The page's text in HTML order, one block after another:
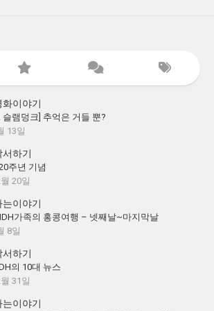
화이야기
슬램덩크] 추억은 거들 뿐?
13일
서하기
주년 기념
20일
는이야기
가족의 홍콩여행 – 넷째날~마지막날
8일
서하기
의 10대 뉴스
31일
는이야기